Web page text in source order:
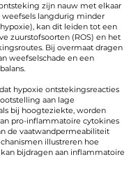
zijn nauw met elkaar
weefsels langdurig minder
kan dit leiden tot een
zuurstofsoorten (ROS) en het
Bij overmaat dragen
weefselschade en een
hypoxie ontstekingsreacties
aan lage
bij hoogteziekte, worden
pro-inflammatoire cytokines
de vaatwandpermeabiliteit
illustreren hoe
bijdragen aan inflammatoire